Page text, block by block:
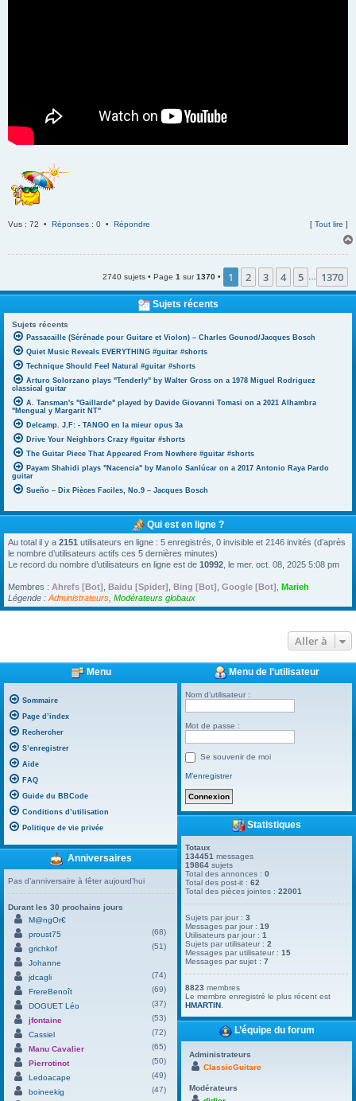
Vus : 72 • Réponses : 0 • Répondre [ Tout lire ]
2740 sujets • Page 1 sur1370 • 1 2 3 4 5 1370
Sujets récents
Sujets récents
Passacaille (Sérénade pour Guitare et Violon) – Charles Gounod/Jacques Bosch
Quiet Music Reveals EVERYTHING #guitar #shorts
Technique Should Feel Natural #guitar #shorts
Arturo Solorzano plays "Tenderly" by Walter Gross on a 1978 Miguel Rodriguez
classical guitar
A. Tansman's "Gaillarde" played by Davide Giovanni Tomasi on a 2021 Alhambra
"Mengual y Margarit NT"
Delcamp. J.F: - TANGO en la mieur opus 3a
Drive Your Neighbors Crazy #guitar #shorts
The Guitar Piece That Appeared From Nowhere #guitar #shorts
Payam Shahidi plays "Nacencia" by Manolo Sanlúcar on a 2017 Antonio Raya Pardo
guitar
Sueño – Dix Pièces Faciles, No.9 – Jacques Bosch
Qui est en ligne ?
Au total il y a 2151 utilisateurs en ligne : 5 enregistrés, 0 invisible et 2146 invités (d’après
le nombre d’utilisateurs actifs ces 5 dernières minutes)
Le record du nombre d’utilisateurs en ligne est de 10992 , le mer. oct. 08, 2025 5:08 pm
Membres : Ahrefs [Bot] Baidu [Spider] Bing [Bot] Google [Bot] Marieh
Légende : Administrateurs Modérateurs globaux
Aller à
Menu
Sommaire
Page d’index
Rechercher
S’enregistrer
Aide
FAQ
Guide du BBCode
Conditions d’utilisation
Politique de vie privée
Anniversaires
Pas d’anniversaire à fêter aujourd’hui
Durant les 30 prochains jours
M@ngOr€
proust75
(68)
grichkof
(51)
Johanne
jdcagli
(74)
FrereBenoît
(69)
DOGUET Léo
(37)
jfontaine
(53)
Cassiel
(72)
Manu Cavalier
(65)
Pierrotinot
(50)
Ledoacape
(49)
boineekig
(47)
Menu de l’utilisateur
Nom d’utilisateur :
Mot de passe :
Se souvenir de moi
M’enregistrer
Statistiques
Totaux
134451 messages
19864 sujets
Total des annonces :0
Total des post-it :62
Total des pièces jointes :22001
Sujets par jour :3
Messages par jour :19
Utilisateurs par jour :1
Sujets par utilisateur :2
Messages par utilisateur :15
Messages par sujet :7
8823 membres
Le membre enregistré le plus récent est
HMARTIN
L’équipe du forum
Administrateurs
ClassicGuitare
Modérateurs